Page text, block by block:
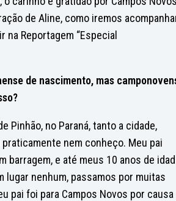
de Aline, como iremos
na Reportagem “Especial
de nascimento, mas
Pinhão, no Paraná, tanto a cidade,
nem conheço. Meu pai
barragem, e até meus 10 anos de
lugar nenhum, passamos por muitas
pai foi para Campos Novos por causa